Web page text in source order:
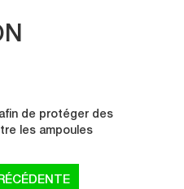
de protéger des
les ampoules